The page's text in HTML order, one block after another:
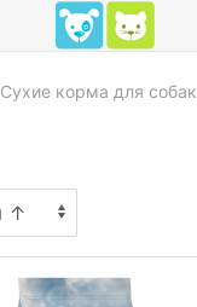
Сухие корма для собак